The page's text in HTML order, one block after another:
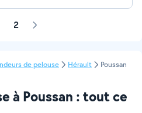
2 Page
de pelouse Hérault Poussan
à Poussan : tout ce